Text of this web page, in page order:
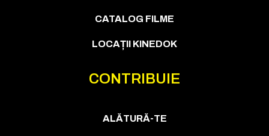
CATALOG FILME
LOCAȚII KINEDOK
CONTRIBUIE
ALĂTURĂ-TE